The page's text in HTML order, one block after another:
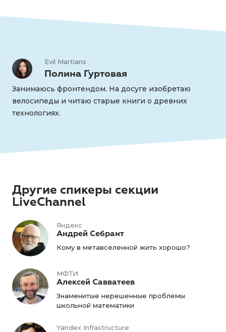
Evil Martians
Полина Гуртовая
Занимаюсь фронтендом. На досуге изобретаю
велосипеды и читаю старые книги о древних
технологиях.
Другие спикеры секции
LiveChannel
Яндекс
Андрей Себрант
Кому в метавселенной жить хорошо?
МФТИ
Алексей Савватеев
Знаменитые нерешенные проблемы
школьной математики
Yandex Infrastructure